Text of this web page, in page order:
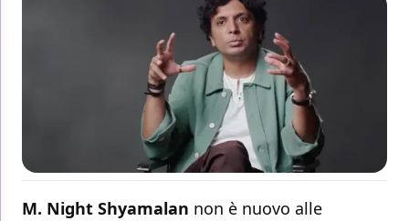
M. Night Shyamalan non è nuovo alle